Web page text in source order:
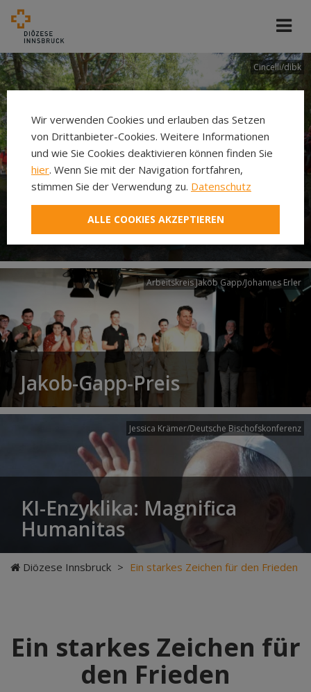
Cincelli/dibk
Neuer Pilgerweg Via
Laudato si’
Arbeitskreis Jakob Gapp/Johannes Erler
Jakob-Gapp-Preis
Jessica Krämer/Deutsche Bischofskonferenz
KI-Enzyklika: Magnifica
Humanitas
Diözese Innsbruck > Ein starkes Zeichen für den Frieden
Ein starkes Zeichen für
den Frieden
Wir verwenden Cookies und erlauben das Setzen
von Drittanbieter-Cookies. Weitere Informationen
und wie Sie Cookies deaktivieren können finden Sie
hier. Wenn Sie mit der Navigation fortfahren,
stimmen Sie der Verwendung zu. Datenschutz
ALLE COOKIES AKZEPTIEREN